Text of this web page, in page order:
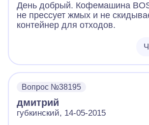
День добрый. Кофемашина
не прессует жмых и не
контейнер для отходов.
Вопрос №38195
дмитрий
губкинский, 14-05-2015